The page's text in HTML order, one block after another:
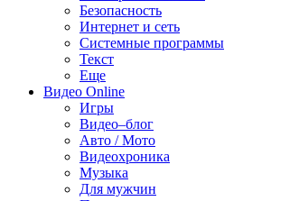
Безопасность
Интернет и сеть
Системные программы
Текст
Еще
Видео Online
Игры
Видео–блог
Авто / Мото
Видеохроника
Музыка
Для мужчин